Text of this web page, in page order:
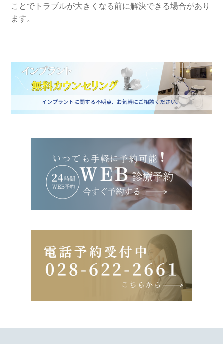
ことでトラブルが大きくなる前に解決できる場合があり
ます。